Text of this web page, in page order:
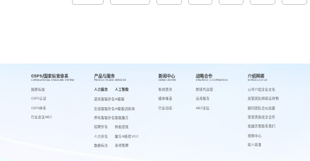
CSPS/国家标准体系
CSPS/NATIONAL STANDARD SYSTEM
国家标准
CSPS认证
CSPS体系
行业会议AIEC
产品与服务
PRODUCTS AND SERVICES
人力服务
游戏客服外包
在线客服外包
呼叫客服外包
招聘外包
人力外包
数据标注
人工智能
AI客服
AI客服训练场
客服魔方
蚂蚁绩效
魔方AI质检VOC
来呗智聘
新闻中心
NEWS CENTER
新闻资讯
媒体报道
行业动态
战略合作
STRATEGIC COOPERATION
跨境代运营
出海服务
AIEC论坛
介绍网萌
INTRODUCE US
公司介绍
高管团队
顾问团队
荣誉资质
发展历程
视频中心
萌人萌事
企业文化
网萌吉祥物
合伙加盟
校企合作
联系我们